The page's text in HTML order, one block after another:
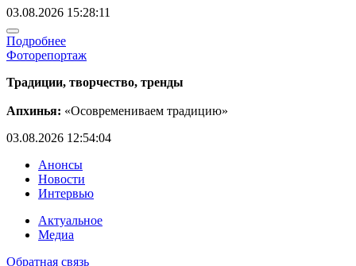
03.08.2026 15:28:11
Подробнее
Фоторепортаж
Традиции, творчество, тренды
Апхинья: «Осовремениваем традицию»
03.08.2026 12:54:04
Анонсы
Новости
Интервью
Актуальное
Медиа
Обратная связь